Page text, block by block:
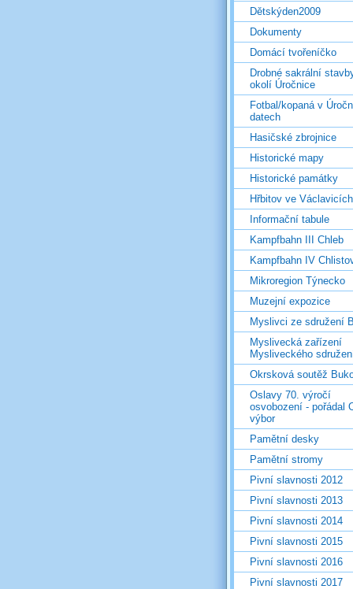
Dětskýden2009
Dokumenty
Domácí tvořeníčko
Drobné sakrální
okolí Úročnice
Fotbal/kopaná v
datech
Hasičské zbrojnice
Historické mapy
Historické památky
Hřbitov ve Václavicích
Informační tabule
Kampfbahn III Chleb
Kampfbahn IV
Mikroregion Týnecko
Muzejní expozice
Myslivci ze sdružení
Myslivecká zařízení
Mysliveckého
Okrsková soutěž
Oslavy 70. výročí
osvobození - pořádal
výbor
Pamětní desky
Pamětní stromy
Pivní slavnosti 2012
Pivní slavnosti 2013
Pivní slavnosti 2014
Pivní slavnosti 2015
Pivní slavnosti 2016
Pivní slavnosti 2017